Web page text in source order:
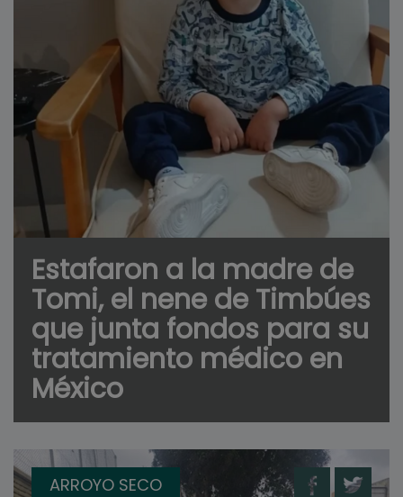
Estafaron a la madre de
Tomi, el nene de Timbúes
que junta fondos para su
tratamiento médico en
México
ARROYO SECO